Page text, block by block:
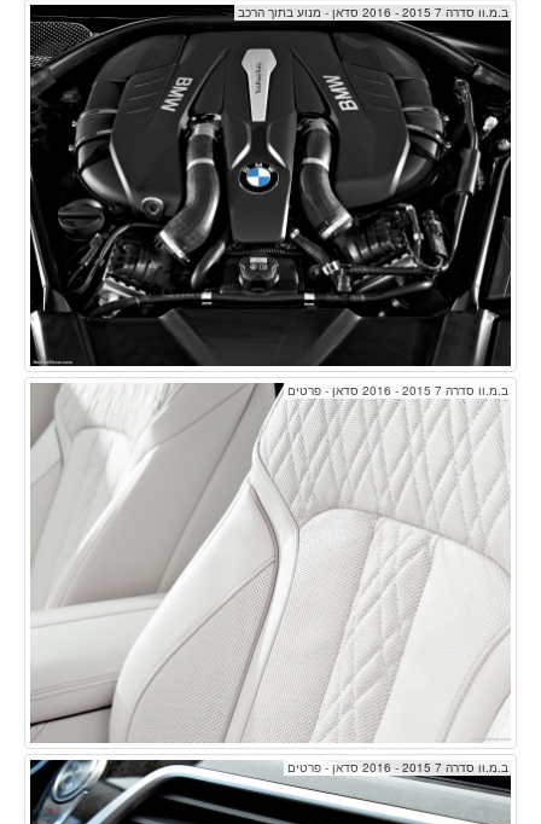
ב.מ.וו סדרה 7 2015 - 2016 סדאן - מנוע בתוך הרכב
ב.מ.וו סדרה 7 2015 - 2016 סדאן - פרטים
ב.מ.וו סדרה 7 2015 - 2016 סדאן - פרטים